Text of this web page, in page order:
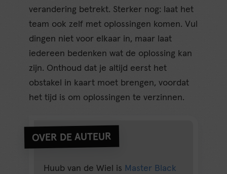
verandering betrekt. Sterker nog: laat het
team ook zelf met oplossingen komen. Vul
dingen niet voor elkaar in, maar laat
iedereen bedenken wat de oplossing kan
zijn. Onthoud dat je altijd eerst het
obstakel in kaart moet brengen, voordat
het tijd is om oplossingen te verzinnen.
OVER DE AUTEUR
Huub van de Wiel is Master Black